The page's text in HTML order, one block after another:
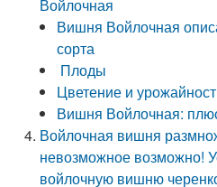
Войлочная
Вишня Войлочная
сорта
Плоды
Цветение и
Вишня Войлочная:
Войлочная вишня
невозможное возможно!
войлочную вишню